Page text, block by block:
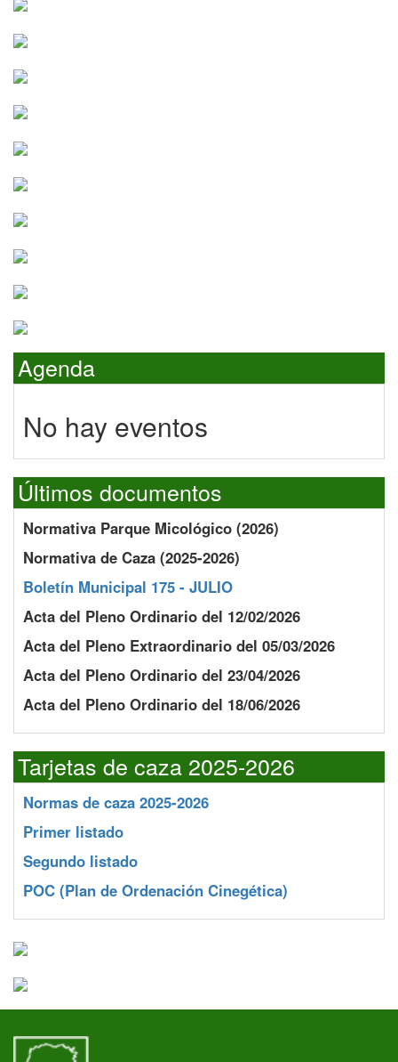
Agenda
No hay eventos
Últimos documentos
Normativa Parque Micológico (2026)
Normativa de Caza (2025-2026)
Boletín Municipal 175 - JULIO
Acta del Pleno Ordinario del 12/02/2026
Acta del Pleno Extraordinario del 05/03/2026
Acta del Pleno Ordinario del 23/04/2026
Acta del Pleno Ordinario del 18/06/2026
Tarjetas de caza 2025-2026
Normas de caza 2025-2026
Primer listado
Segundo listado
POC (Plan de Ordenación Cinegética)